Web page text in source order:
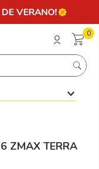
0
ZMAX TERRA
más buscados